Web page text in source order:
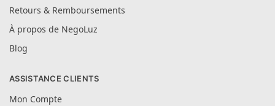
Retours & Remboursements
À propos de NegoLuz
Blog
ASSISTANCE CLIENTS
Mon Compte